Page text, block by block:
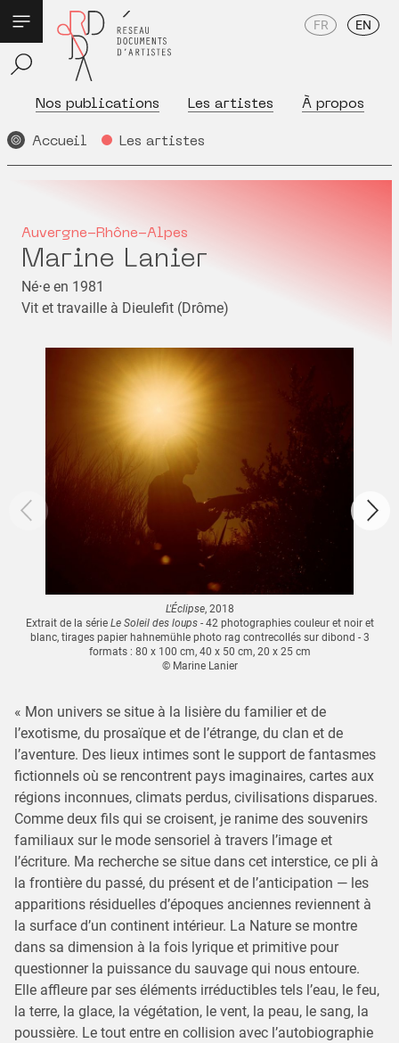
Nos publications Les artistes À propos
FR EN
Accueil Les artistes
Auvergne-Rhône-Alpes
Marine Lanier
Né⋅e en 1981
Vit et travaille à Dieulefit (Drôme)
L'Éclipse, 2018
Extrait de la série Le Soleil des loups- 42 photographies couleur et noir et
blanc, tirages papier hahnemühle photo rag contrecollés sur dibond - 3
formats : 80 x 100 cm, 40 x 50 cm, 20 x 25 cm
© Marine Lanier
« Mon univers se situe à la lisière du familier et de
l’exotisme, du prosaïque et de l’étrange, du clan et de
l’aventure. Des lieux intimes sont le support de fantasmes
fictionnels où se rencontrent pays imaginaires, cartes aux
régions inconnues, climats perdus, civilisations disparues.
Comme deux fils qui se croisent, je ranime des souvenirs
familiaux sur le mode sensoriel à travers l’image et
l’écriture. Ma recherche se situe dans cet interstice, ce pli à
la frontière du passé, du présent et de l’anticipation — les
apparitions résiduelles d’époques anciennes reviennent à
la surface d’un continent intérieur. La Nature se montre
dans sa dimension à la fois lyrique et primitive pour
questionner la puissance du sauvage qui nous entoure.
Elle affleure par ses éléments irréductibles tels l’eau, le feu,
la terre, la glace, la végétation, le vent, la peau, le sang, la
poussière. Le tout entre en collision avec l’autobiographie